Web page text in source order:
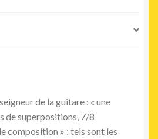
de la guitare : « une
de superpositions, 7/8
composition » : tels sont les